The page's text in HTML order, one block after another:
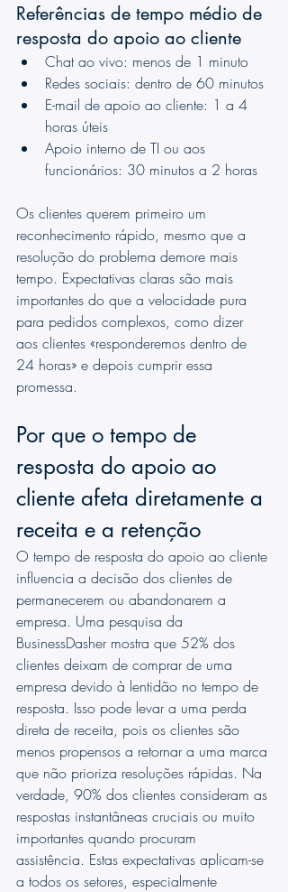
Referências de tempo médio de
resposta do apoio ao cliente
Chat ao vivo: menos de 1 minuto
Redes sociais: dentro de 60 minutos
E-mail de apoio ao cliente: 1 a 4
horas úteis
Apoio interno de TI ou aos
funcionários: 30 minutos a 2 horas
Os clientes querem primeiro um
reconhecimento rápido, mesmo que a
resolução do problema demore mais
tempo. Expectativas claras são mais
importantes do que a velocidade pura
para pedidos complexos, como dizer
aos clientes «responderemos dentro de
24 horas» e depois cumprir essa
promessa.
Por que o tempo de
resposta do apoio ao
cliente afeta diretamente a
receita e a retenção
O tempo de resposta do apoio ao cliente
influencia a decisão dos clientes de
permanecerem ou abandonarem a
empresa. Uma pesquisa da
BusinessDasher mostra que 52% dos
clientes deixam de comprar de uma
empresa devido à lentidão no tempo de
resposta. Isso pode levar a uma perda
direta de receita, pois os clientes são
menos propensos a retornar a uma marca
que não prioriza resoluções rápidas. Na
verdade, 90% dos clientes consideram as
respostas instantâneas cruciais ou muito
importantes quando procuram
assistência. Estas expectativas aplicam-se
a todos os setores, especialmente